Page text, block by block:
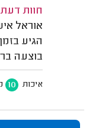
חוות
אוראל
הגיע
בוצעה
איכות 10